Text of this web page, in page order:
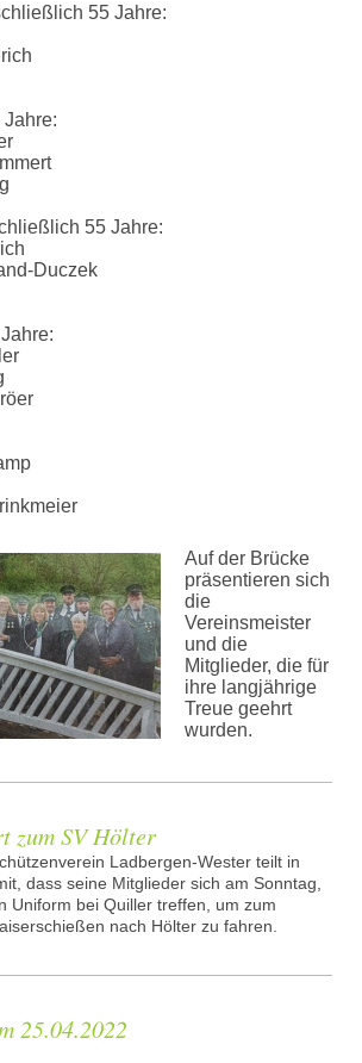
55 Jahre:
55 Jahre:
Duczek
Auf der Brücke
präsentieren sich
die
Vereinsmeister
und die
Mitglieder, die für
ihre langjährige
Treue geehrt
wurden.
zum SV Hölter
Ladbergen-Wester teilt in
dass seine Mitglieder sich am Sonntag,
Uniform bei Quiller treffen, um zum
nach Hölter zu fahren.
25.04.2022